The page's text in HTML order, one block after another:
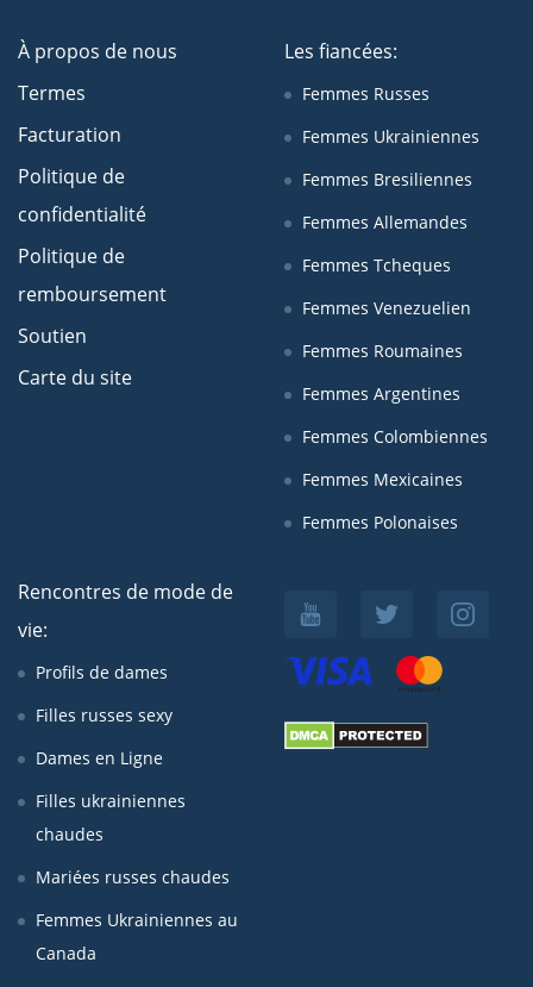
À propos de nous
Termes
Facturation
Politique de
confidentialité
Politique de
remboursement
Soutien
Carte du site
Les fiancées:
Femmes Russes
Femmes Ukrainiennes
Femmes Bresiliennes
Femmes Allemandes
Femmes Tcheques
Femmes Venezuelien
Femmes Roumaines
Femmes Argentines
Femmes Colombiennes
Femmes Mexicaines
Femmes Polonaises
Rencontres de mode de
vie:
Profils de dames
Filles russes sexy
Dames en Ligne
Filles ukrainiennes
chaudes
Mariées russes chaudes
Femmes Ukrainiennes au
Canada